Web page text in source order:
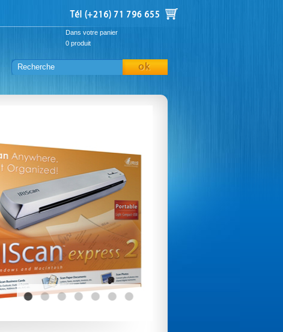
Dans votre panier
0 produit